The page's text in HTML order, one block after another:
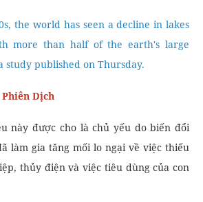
the world has seen a decline in lakes
more than half of the earth's large
study published on Thursday.
Phiên Dịch
này được cho là chủ yếu do biến đổi
làm gia tăng mối lo ngại về việc thiếu
thủy điện và việc tiêu dùng của con